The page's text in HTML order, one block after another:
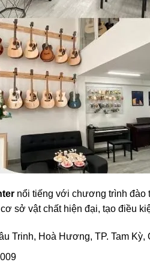
nổi tiếng với chương trình đào
sở vật chất hiện đại, tạo điều
Trinh, Hoà Hương, TP. Tam Kỳ,